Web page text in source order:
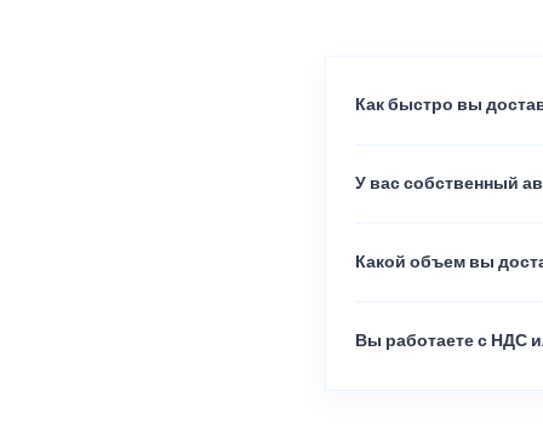
Как быстро вы
У вас собственный
Какой объем вы
Вы работаете с НДС